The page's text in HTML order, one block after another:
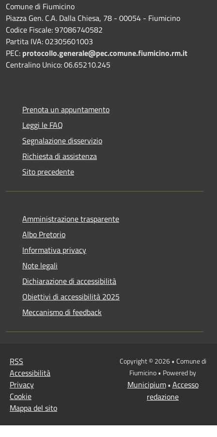
Comune di Fiumicino
Piazza Gen. C.A. Dalla Chiesa, 78 - 00054 - Fiumicino
Codice Fiscale: 97086740582
Partita IVA: 02305601003
PEC: protocollo.generale@pec.comune.fiumicino.rm.it
Centralino Unico: 06.65210.245
Prenota un appuntamento
Leggi le FAQ
Segnalazione disservizio
Richiesta di assistenza
Sito precedente
Amministrazione trasparente
Albo Pretorio
Informativa privacy
Note legali
Dichiarazione di accessibilità
Obiettivi di accessibilità 2025
Meccanismo di feedback
RSS
Accessibilità
Privacy
Cookie
Mappa del sito
Copyright © 2026 • Comune di
Fiumicino • Powered by
Municipium• Accesso
redazione